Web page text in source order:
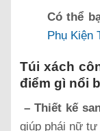
Có thể
Phụ Kiện
Túi xách
điểm gì nổi
– Thiết kế
giúp phái nữ